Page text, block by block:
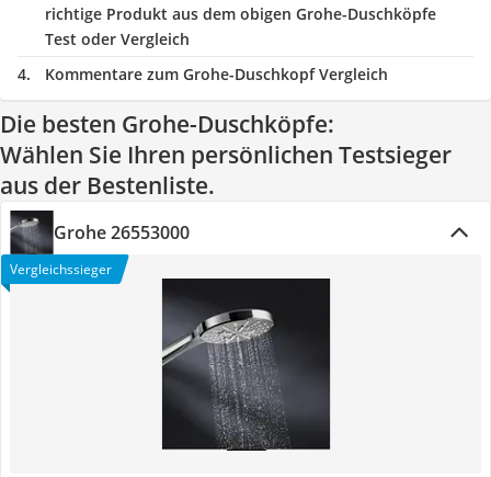
richtige Produkt aus dem obigen Grohe-Duschköpfe
Test oder Vergleich
Kommentare zum Grohe-Duschkopf Vergleich
Die besten Grohe-Duschköpfe:
Wählen Sie Ihren persönlichen Testsieger
aus der Bestenliste.
Grohe 26553000
Vergleichssieger